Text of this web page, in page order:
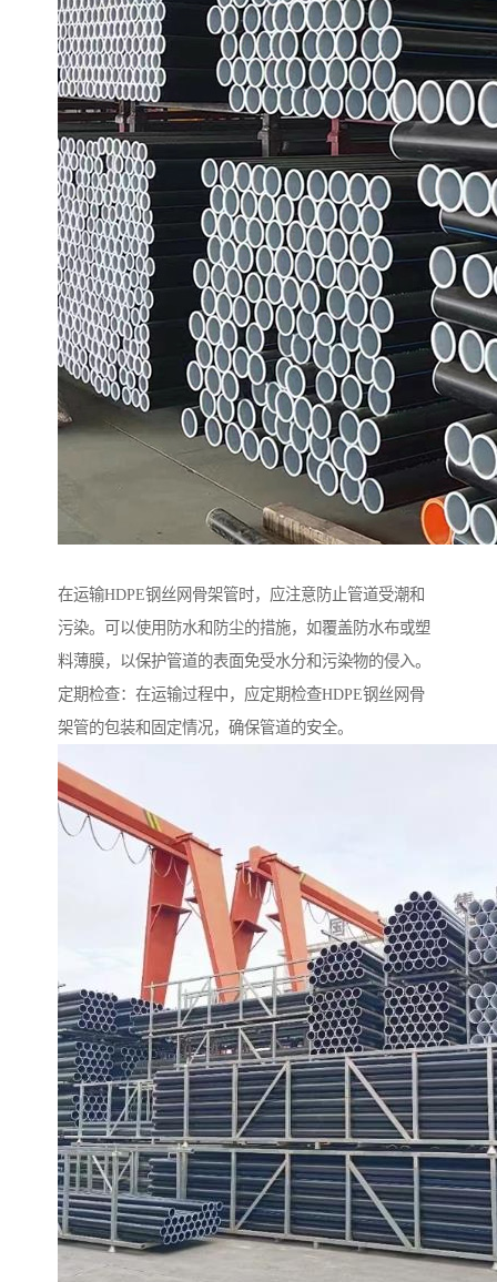
在运输HDPE钢丝网骨架管时，应注意防止管道受潮和
污染。可以使用防水和防尘的措施，如覆盖防水布或塑
料薄膜，以保护管道的表面免受水分和污染物的侵入。
定期检查：在运输过程中，应定期检查HDPE钢丝网骨
架管的包装和固定情况，确保管道的安全。